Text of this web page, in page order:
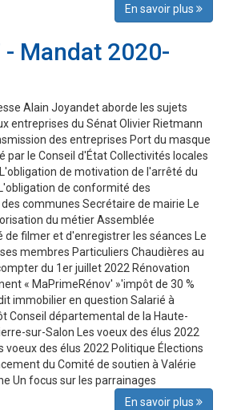
En savoir plus
- Mandat 2020-
Alain Joyandet aborde les sujets
entreprises du Sénat Olivier Rietmann
des entreprises Port du masque
par le Conseil d'État Collectivités locales
de motivation de l'arrêté du
de conformité des
communes Secrétaire de mairie Le
du métier Assemblée
de filmer et d'enregistrer les séances Le
membres Particuliers Chaudières au
du 1er juillet 2022 Rénovation
« MaPrimeRénov' »'impôt de 30 %
immobilier en question Salarié à
Conseil départemental de la Haute-
sur-Salon Les voeux des élus 2022
voeux des élus 2022 Politique Élections
du Comité de soutien à Valérie
Un focus sur les parrainages
En savoir plus